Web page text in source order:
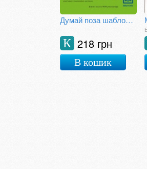
Думай поза шаблонами
218 грн
К
В кошик